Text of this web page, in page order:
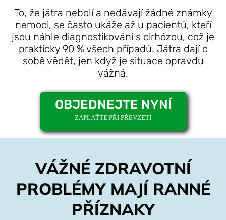
To, že játra nebolí a nedávají žádné známky
nemoci, se často ukáže až u pacientů, kteří
jsou náhle diagnostikováni s cirhózou, což je
prakticky 90 % všech případů. Játra dají o
sobě vědět, jen když je situace opravdu
vážná.
OBJEDNEJTE NYNÍ
ZAPLAŤTE PŘI PŘEVZETÍ
VÁŽNÉ ZDRAVOTNÍ
PROBLÉMY MAJÍ RANNÉ
PŘÍZNAKY